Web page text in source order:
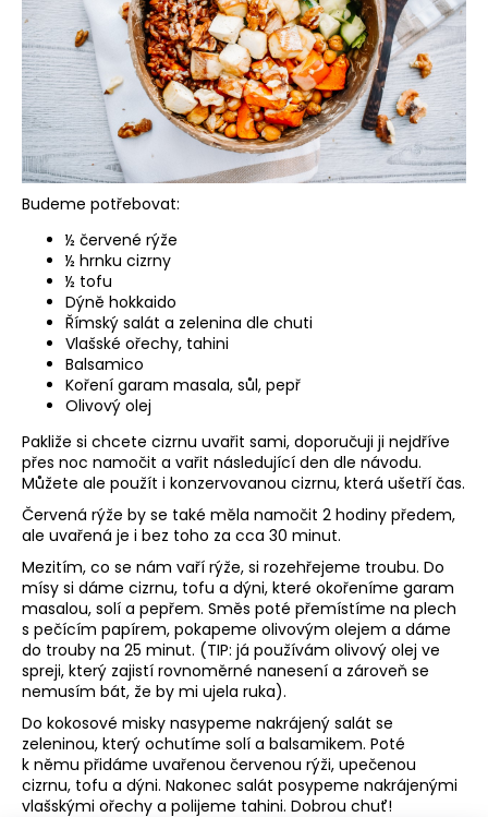
Budeme potřebovat:
½ červené rýže
½ hrnku cizrny
½ tofu
Dýně hokkaido
Římský salát a zelenina dle chuti
Vlašské ořechy, tahini
Balsamico
Koření garam masala, sůl, pepř
Olivový olej
Pakliže si chcete cizrnu uvařit sami, doporučuji ji nejdříve
přes noc namočit a vařit následující den dle návodu.
Můžete ale použít i konzervovanou cizrnu, která ušetří čas.
Červená rýže by se také měla namočit 2 hodiny předem,
ale uvařená je i bez toho za cca 30 minut.
Mezitím, co se nám vaří rýže, si rozehřejeme troubu. Do
mísy si dáme cizrnu, tofu a dýni, které okořeníme garam
masalou, solí a pepřem. Směs poté přemístíme na plech
s pečícím papírem, pokapeme olivovým olejem a dáme
do trouby na 25 minut. (TIP: já používám olivový olej ve
spreji, který zajistí rovnoměrné nanesení a zároveň se
nemusím bát, že by mi ujela ruka).
Do kokosové misky nasypeme nakrájený salát se
zeleninou, který ochutíme solí a balsamikem. Poté
k němu přidáme uvařenou červenou rýži, upečenou
cizrnu, tofu a dýni. Nakonec salát posypeme nakrájenými
vlašskými ořechy a polijeme tahini. Dobrou chuť!
HLEDAT